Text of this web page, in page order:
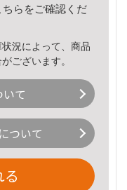
ちら をご確認くだ
況によって、商品
ございます。
て
ついて